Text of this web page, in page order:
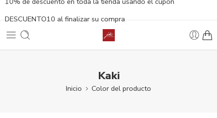
DESCUENTO10 al finalizar su compra
Kaki
Inicio Color del producto